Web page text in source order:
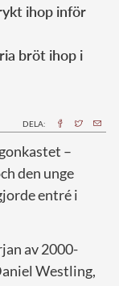
ihop inför
bröt ihop i
DELA:
–
den unge
entré i
av 2000-
Westling,